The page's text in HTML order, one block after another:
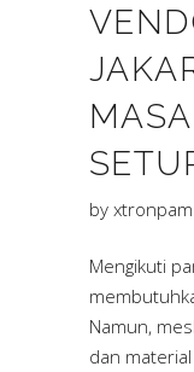
by xtronpam
Mengikuti
Namun,
dan